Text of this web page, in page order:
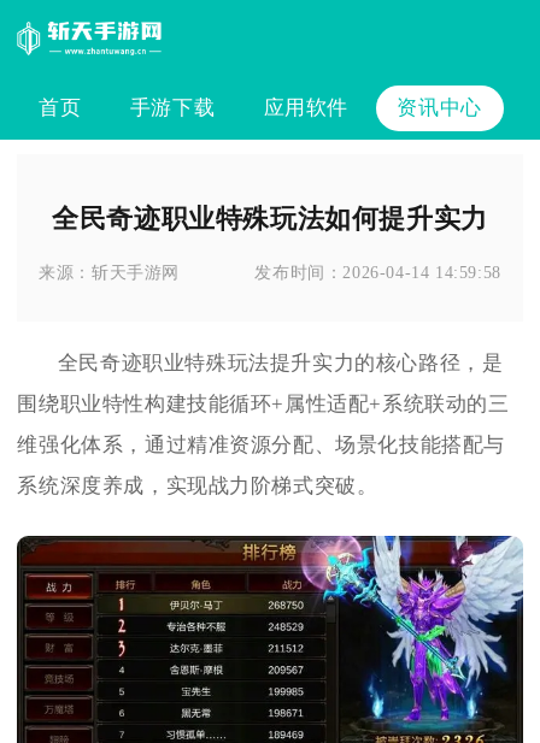
首页 手游下载 应用软件 资讯中心
全民奇迹职业特殊玩法如何提升实力
来源：斩天手游网 发布时间： 2026-04-14 14:59:58
全民奇迹职业特殊玩法提升实力的核心路径，是
围绕职业特性构建技能循环+属性适配+系统联动的三
维强化体系，通过精准资源分配、场景化技能搭配与
系统深度养成，实现战力阶梯式突破。